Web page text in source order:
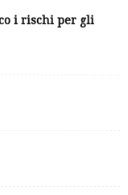
i rischi per gli